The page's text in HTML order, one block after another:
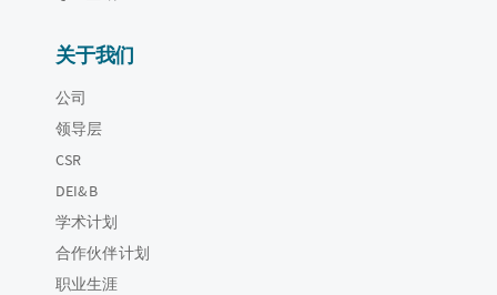
关于我们
公司
领导层
CSR
DEI&B
学术计划
合作伙伴计划
职业生涯